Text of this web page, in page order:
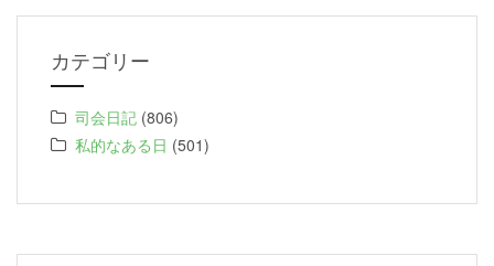
カテゴリー
司会日記 (806)
私的なある日 (501)